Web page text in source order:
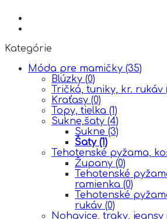
Kategórie
Móda pre mamičky (35)
Blúzky (0)
Tričká, tuniky, kr. rukáv
Kraťasy (0)
Topy, tielka (1)
Sukne,šaty (4)
Sukne (3)
Šaty (1)
Tehotenské pyžama,
Župany (0)
Tehotenské
ramienka (0)
Tehotenské
rukáv (0)
Nohavice, traky, jeansy